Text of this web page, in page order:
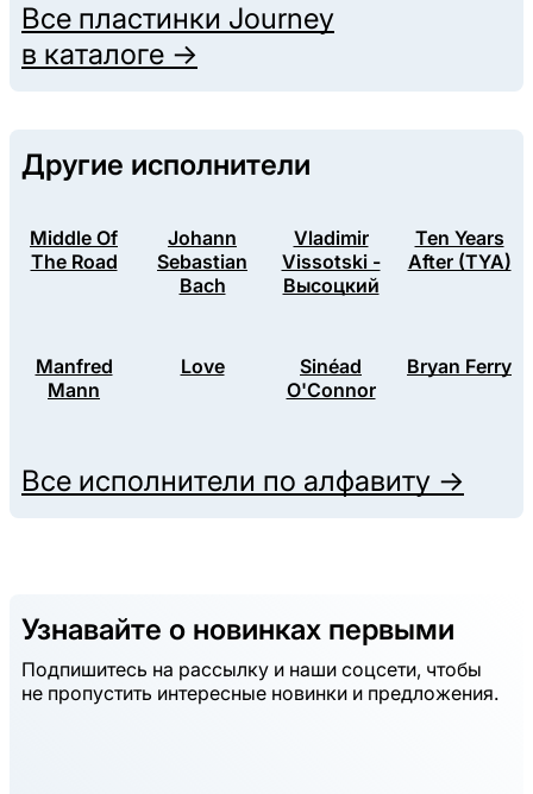
Все пластинки Journey
в каталоге →
Другие исполнители
Middle Of
The Road
Johann
Sebastian
Bach
Vladimir
Vissotski -
Высоцкий
Ten Years
After (TYA)
Manfred
Mann
Love
Sinéad
O'Connor
Bryan Ferry
Все исполнители по алфавиту →
Узнавайте о новинках первыми
Подпишитесь на рассылку и наши соцсети, чтобы
не пропустить интересные новинки и предложения.